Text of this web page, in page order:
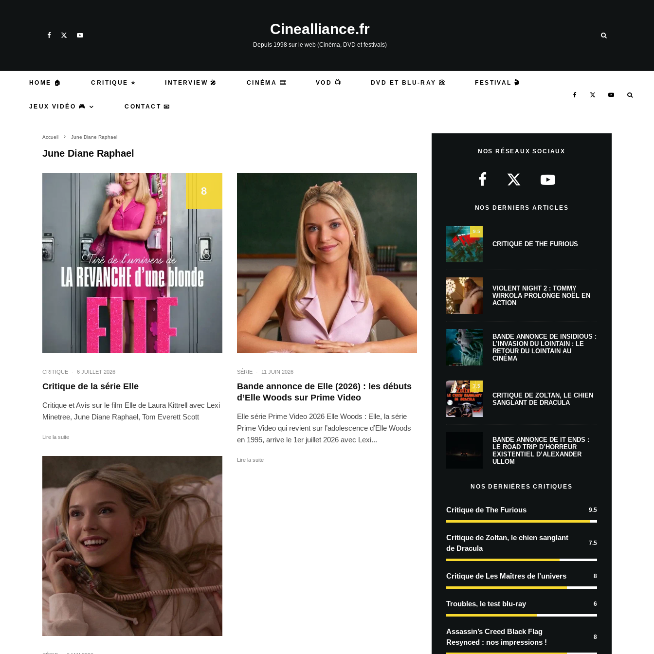
Cinealliance.fr
Depuis 1998 sur le web (Cinéma, DVD et festivals)
HOME 🏠 CRITIQUE ⭐ INTERVIEW 🎤 CINÉMA 🎞️ VOD 📺 DVD ET BLU-RAY 📀 FESTIVAL 🎬
JEUX VIDÉO 🎮 CONTACT 📧
Accueil June Diane Raphael
June Diane Raphael
8
CRITIQUE · 6 JUILLET 2026
Critique de la série Elle
Critique et Avis sur le film Elle de Laura Kittrell avec Lexi
Minetree, June Diane Raphael, Tom Everett Scott
Lire la suite
SÉRIE · 11 JUIN 2026
Bande annonce de Elle (2026) : les débuts
d’Elle Woods sur Prime Video
Elle série Prime Video 2026 Elle Woods : Elle, la série
Prime Video qui revient sur l’adolescence d’Elle Woods
en 1995, arrive le 1er juillet 2026 avec Lexi...
Lire la suite
NOS RÉSEAUX SOCIAUX
NOS DERNIERS ARTICLES
9.5
CRITIQUE DE THE FURIOUS
VIOLENT NIGHT 2 : TOMMY
WIRKOLA PROLONGE NOËL EN
ACTION
BANDE ANNONCE DE INSIDIOUS :
L’INVASION DU LOINTAIN : LE
RETOUR DU LOINTAIN AU
CINÉMA
7.5
CRITIQUE DE ZOLTAN, LE CHIEN
SANGLANT DE DRACULA
BANDE ANNONCE DE IT ENDS :
LE ROAD TRIP D’HORREUR
EXISTENTIEL D’ALEXANDER
ULLOM
NOS DERNIÈRES CRITIQUES
Critique de The Furious 9.5
Critique de Zoltan, le chien sanglant
de Dracula
7.5
Critique de Les Maîtres de l’univers 8
Troubles, le test blu-ray 6
Assassin’s Creed Black Flag
Resynced : nos impressions !
8